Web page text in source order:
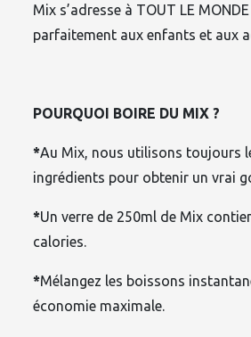
Mix s’adresse à TOUT LE
parfaitement aux enfants et aux
POURQUOI BOIRE DU MIX ?
*Au Mix, nous utilisons toujours
ingrédients pour obtenir un vrai
*Un verre de 250ml de Mix
calories.
*Mélangez les boissons
économie maximale.